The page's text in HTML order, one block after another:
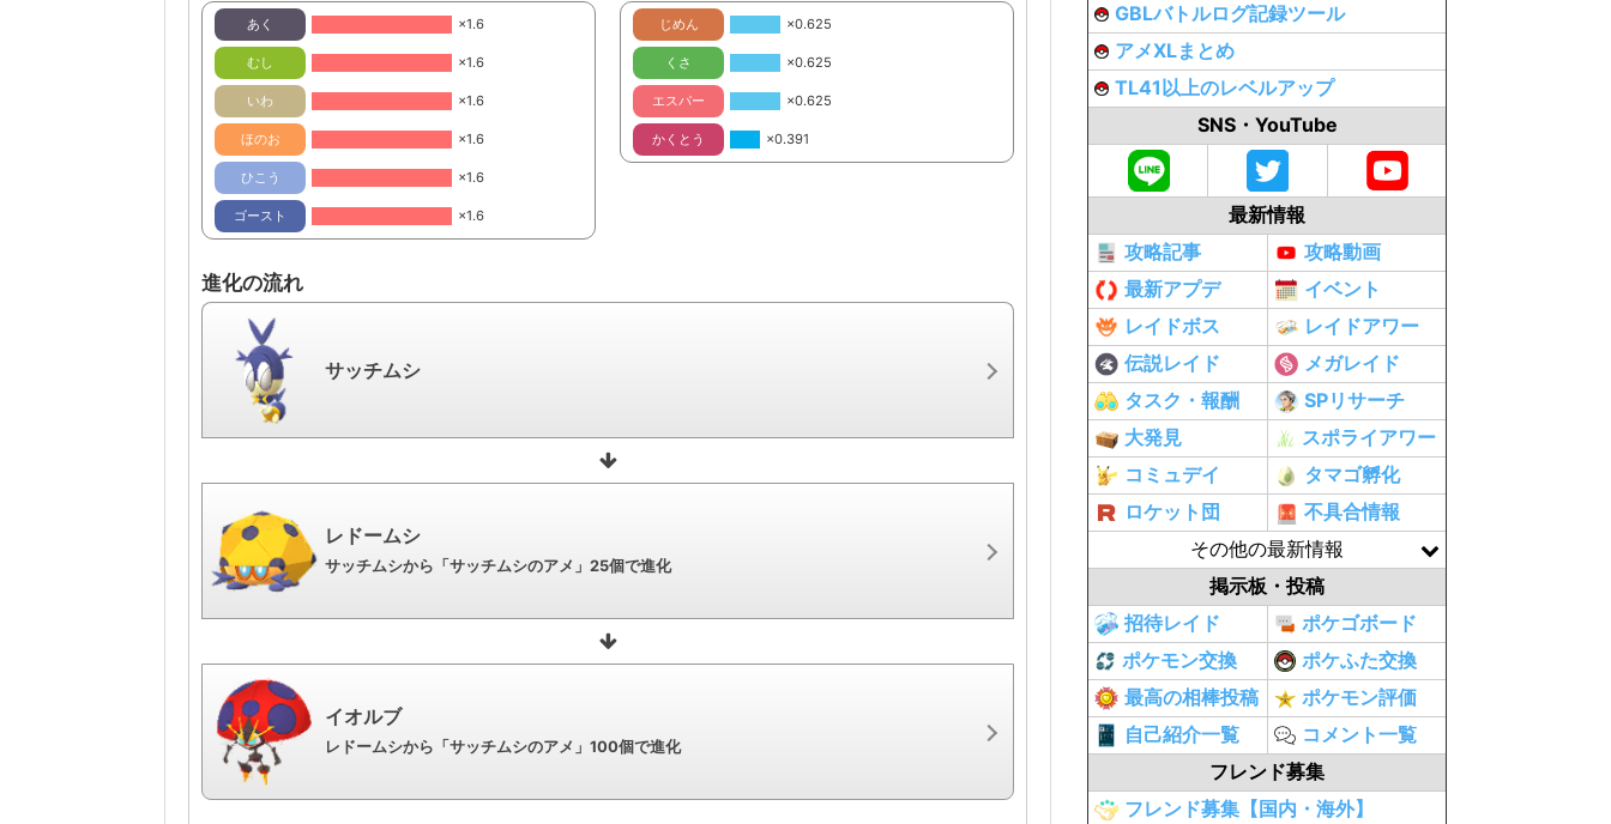
あく ×1.6
むし ×1.6
いわ ×1.6
ほのお ×1.6
ひこう ×1.6
ゴースト ×1.6
じめん ×0.625
くさ ×0.625
エスパー ×0.625
かくとう ×0.391
進化の流れ
サッチムシ
レドームシ
サッチムシから「サッチムシのアメ」25個で進化
イオルブ
レドームシから「サッチムシのアメ」100個で進化
GBLバトルログ記録ツール
アメXLまとめ
TL41以上のレベルアップ
SNS・YouTube
最新情報
攻略記事
攻略動画
最新アプデ
イベント
レイドボス
レイドアワー
伝説レイド
メガレイド
タスク・報酬
SPリサーチ
大発見
スポライアワー
コミュデイ
タマゴ孵化
ロケット団
不具合情報
その他の最新情報
掲示板・投稿
招待レイド
ポケゴボード
ポケモン交換
ポケふた交換
最高の相棒投稿
ポケモン評価
自己紹介一覧
コメント一覧
フレンド募集
フレンド募集【国内・海外】